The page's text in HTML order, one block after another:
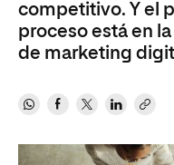
competitivo. Y el
proceso está en
de marketing